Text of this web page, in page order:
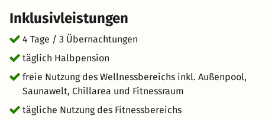
geschrieben: Lassen Sie sich vom Halbpension-Angebot
verwöhnen. Freuen Sie sich auf hervorragenden Service
und eine erholsame Atmosphäre bei Ihrem Urlaub in der
Natur. kurz-mal-weg.de wünscht Ihnen einen tollen
Aufenthalt im schönen Schladming.
Inklusivleistungen
4 Tage / 3 Übernachtungen
täglich Halbpension
freie Nutzung des Wellnessbereichs inkl. Außenpool,
Saunawelt, Chillarea und Fitnessraum
tägliche Nutzung des Fitnessbereichs